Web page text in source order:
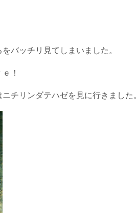
バッチリ見てしまいました。
！
チリンダテハゼを見に行きました。